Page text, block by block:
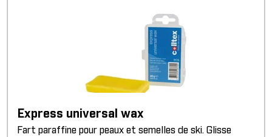
Express universal wax
Fart paraffine pour peaux et semelles de ski. Glisse